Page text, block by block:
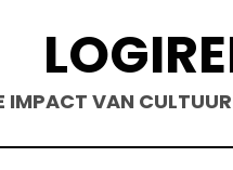
IMPACT VAN